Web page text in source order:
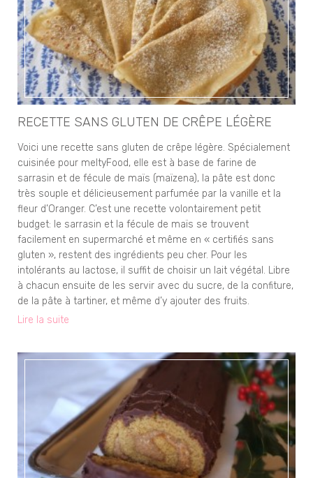
RECETTE SANS GLUTEN DE CRÊPE LÉGÈRE
Voici une recette sans gluten de crêpe légère. Spécialement
cuisinée pour meltyFood, elle est à base de farine de
sarrasin et de fécule de maïs (maïzena), la pâte est donc
très souple et délicieusement parfumée par la vanille et la
fleur d’Oranger. C’est une recette volontairement petit
budget: le sarrasin et la fécule de maïs se trouvent
facilement en supermarché et même en « certifiés sans
gluten », restent des ingrédients peu cher. Pour les
intolérants au lactose, il suffit de choisir un lait végétal. Libre
à chacun ensuite de les servir avec du sucre, de la confiture,
de la pâte à tartiner, et même d’y ajouter des fruits.
Lire la suite